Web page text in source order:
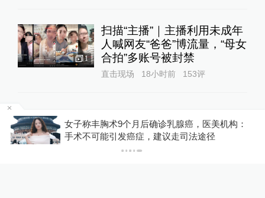
1
扫描“主播”｜主播利用未成年
人喊网友“爸爸”博流量，“母女
合拍”多账号被封禁
直击现场 18小时前 153评
你有权知道更多
下载澎湃新闻客户端
：
联系我们|